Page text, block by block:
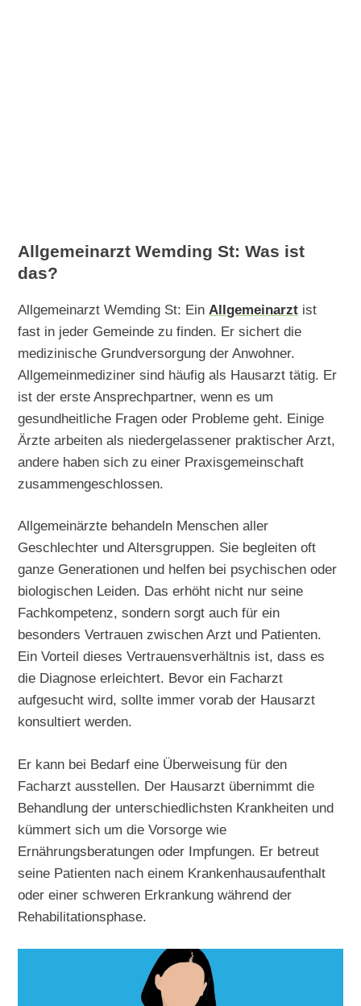
Allgemeinarzt Wemding St: Was ist
das?
Allgemeinarzt Wemding St: Ein Allgemeinarzt ist
fast in jeder Gemeinde zu finden. Er sichert die
medizinische Grundversorgung der Anwohner.
Allgemeinmediziner sind häufig als Hausarzt tätig. Er
ist der erste Ansprechpartner, wenn es um
gesundheitliche Fragen oder Probleme geht. Einige
Ärzte arbeiten als niedergelassener praktischer Arzt,
andere haben sich zu einer Praxisgemeinschaft
zusammengeschlossen.
Allgemeinärzte behandeln Menschen aller
Geschlechter und Altersgruppen. Sie begleiten oft
ganze Generationen und helfen bei psychischen oder
biologischen Leiden. Das erhöht nicht nur seine
Fachkompetenz, sondern sorgt auch für ein
besonders Vertrauen zwischen Arzt und Patienten.
Ein Vorteil dieses Vertrauensverhältnis ist, dass es
die Diagnose erleichtert. Bevor ein Facharzt
aufgesucht wird, sollte immer vorab der Hausarzt
konsultiert werden.
Er kann bei Bedarf eine Überweisung für den
Facharzt ausstellen. Der Hausarzt übernimmt die
Behandlung der unterschiedlichsten Krankheiten und
kümmert sich um die Vorsorge wie
Ernährungsberatungen oder Impfungen. Er betreut
seine Patienten nach einem Krankenhausaufenthalt
oder einer schweren Erkrankung während der
Rehabilitationsphase.